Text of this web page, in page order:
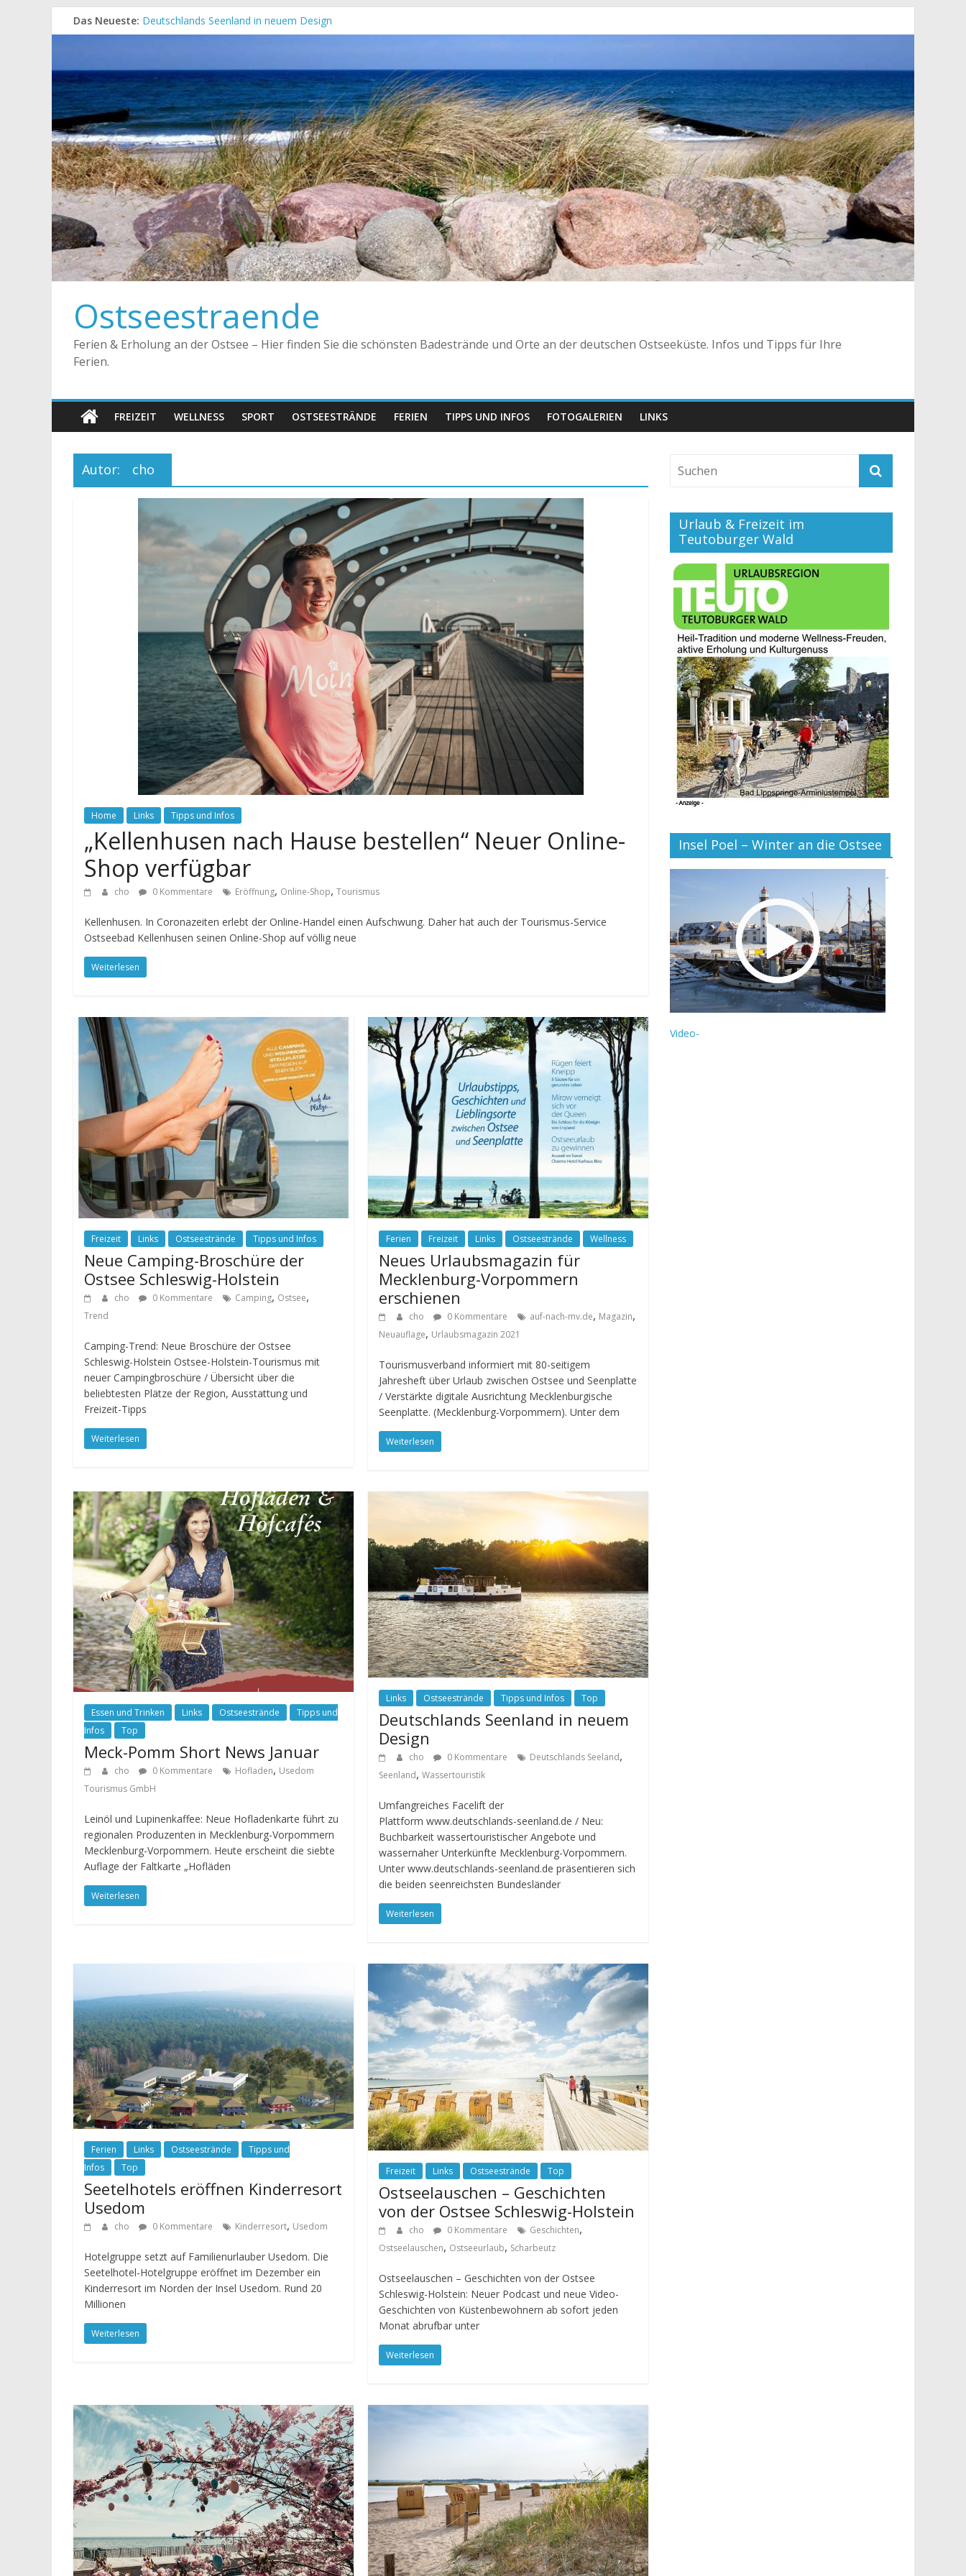
Das Neueste: Deutschlands Seenland in neuem Design
„Kellenhusen nach Hause bestellen“ Neuer Online-Shop verfügbar
Neues Urlaubsmagazin für Mecklenburg-Vorpommern erschienen
Meck-Pomm Short News Januar
Ostseestraende
Ferien & Erholung an der Ostsee – Hier finden Sie die schönsten Badestrände und Orte an der deutschen Ostseeküste. Infos und Tipps für Ihre
Ferien.
FREIZEIT WELLNESS SPORT OSTSEESTRÄNDE FERIEN TIPPS UND INFOS FOTOGALERIEN LINKS
Autor: cho
Home Links Tipps und Infos
„Kellenhusen nach Hause bestellen“ Neuer Online-
Shop verfügbar
cho 0 Kommentare Eröffnung, Online-Shop, Tourismus
Kellenhusen. In Coronazeiten erlebt der Online-Handel einen Aufschwung. Daher hat auch der Tourismus-Service
Ostseebad Kellenhusen seinen Online-Shop auf völlig neue
Weiterlesen
Freizeit Links Ostseestrände Tipps und Infos
Neue Camping-Broschüre der
Ostsee Schleswig-Holstein
cho 0 Kommentare Camping, Ostsee,
Trend
Camping-Trend: Neue Broschüre der Ostsee
Schleswig-Holstein Ostsee-Holstein-Tourismus mit
neuer Campingbroschüre / Übersicht über die
beliebtesten Plätze der Region, Ausstattung und
Freizeit-Tipps
Weiterlesen
Ferien Freizeit Links Ostseestrände Wellness
Neues Urlaubsmagazin für
Mecklenburg-Vorpommern
erschienen
cho 0 Kommentare auf-nach-mv.de, Magazin,
Neuauflage, Urlaubsmagazin 2021
Tourismusverband informiert mit 80-seitigem
Jahresheft über Urlaub zwischen Ostsee und Seenplatte
/ Verstärkte digitale Ausrichtung Mecklenburgische
Seenplatte. (Mecklenburg-Vorpommern). Unter dem
Weiterlesen
Essen und Trinken Links Ostseestrände
Tipps und
Infos
Top
Meck-Pomm Short News Januar
cho 0 Kommentare Hofladen, Usedom
Tourismus GmbH
Leinöl und Lupinenkaffee: Neue Hofladenkarte führt zu
regionalen Produzenten in Mecklenburg-Vorpommern
Mecklenburg-Vorpommern. Heute erscheint die siebte
Auflage der Faltkarte „Hofläden
Weiterlesen
Links Ostseestrände Tipps und Infos Top
Deutschlands Seenland in neuem
Design
cho 0 Kommentare Deutschlands Seeland,
Seenland,Wassertouristik
Umfangreiches Facelift der
Plattform www.deutschlands-seenland.de / Neu:
Buchbarkeit wassertouristischer Angebote und
wassernaher Unterkünfte Mecklenburg-Vorpommern.
Unter www.deutschlands-seenland.de präsentieren sich
die beiden seenreichsten Bundesländer
Weiterlesen
Ferien Links Ostseestrände
Tipps und
Infos
Top
Seetelhotels eröffnen Kinderresort
Usedom
cho 0 Kommentare Kinderresort, Usedom
Hotelgruppe setzt auf Familienurlauber Usedom. Die
Seetelhotel-Hotelgruppe eröffnet im Dezember ein
Kinderresort im Norden der Insel Usedom. Rund 20
Millionen
Weiterlesen
Freizeit Links Ostseestrände Top
Ostseelauschen – Geschichten
von der Ostsee Schleswig-Holstein
cho 0 Kommentare Geschichten,
Ostseelauschen, Ostseeurlaub, Scharbeutz
Ostseelauschen – Geschichten von der Ostsee
Schleswig-Holstein: Neuer Podcast und neue Video-
Geschichten von Küstenbewohnern ab sofort jeden
Monat abrufbar unter
Weiterlesen
Urlaub & Freizeit im
Teutoburger Wald
Insel Poel – Winter an die Ostsee
-
Video-